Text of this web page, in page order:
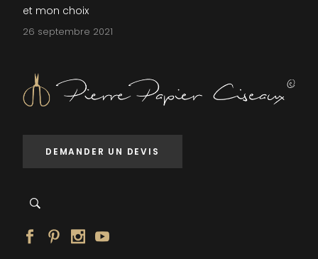
et mon choix
26 septembre 2021
DEMANDER UN DEVIS